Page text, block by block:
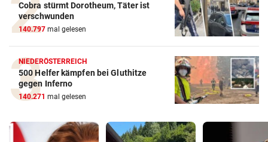
Cobra stürmt Dorotheum, Täter ist
verschwunden
140.797 mal gelesen
NIEDERÖSTERREICH
500 Helfer kämpfen bei Gluthitze
gegen Inferno
140.271 mal gelesen